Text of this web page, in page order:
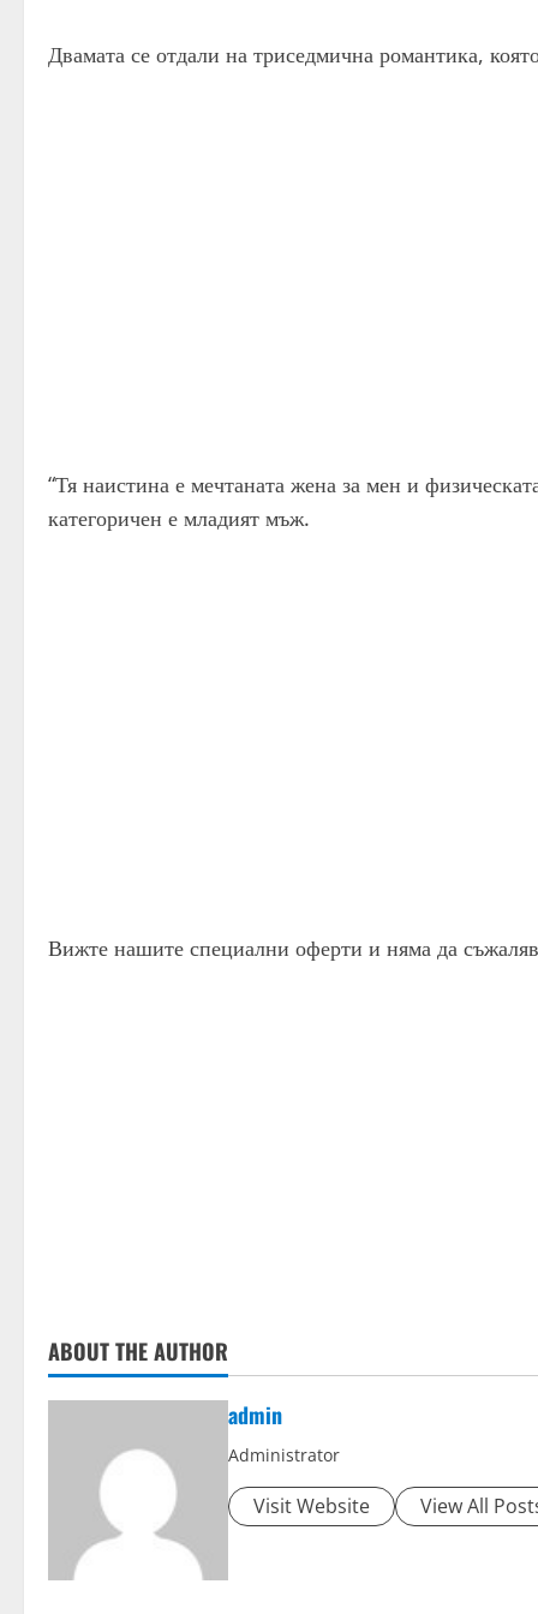
Двамата се отдали на триседмична романтика,
“Тя наистина е мечтаната жена за мен и
категоричен е младият мъж.
Вижте нашите специални оферти и няма да
ABOUT THE AUTHOR
admin
Administrator
Visit Website View All